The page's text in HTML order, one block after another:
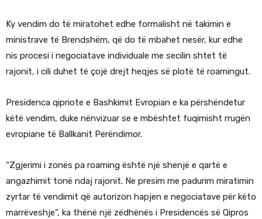
Ky vendim do të miratohet edhe formalisht në takimin e
ministrave të Brendshëm, që do të mbahet nesër, kur edhe
nis procesi i negociatave individuale me secilin shtet të
rajonit, i cili duhet të çojë drejt heqjes së plotë të roamingut.
Presidenca qipriote e Bashkimit Evropian e ka përshëndetur
këtë vendim, duke nënvizuar se e mbështet fuqimisht rrugën
evropiane të Ballkanit Perëndimor.
“Zgjerimi i zonës pa roaming është një shenjë e qartë e
angazhimit tonë ndaj rajonit. Ne presim me padurim miratimin
zyrtar të vendimit që autorizon hapjen e negociatave për këto
marrëveshje”, ka thënë një zëdhënës i Presidencës së Qipros